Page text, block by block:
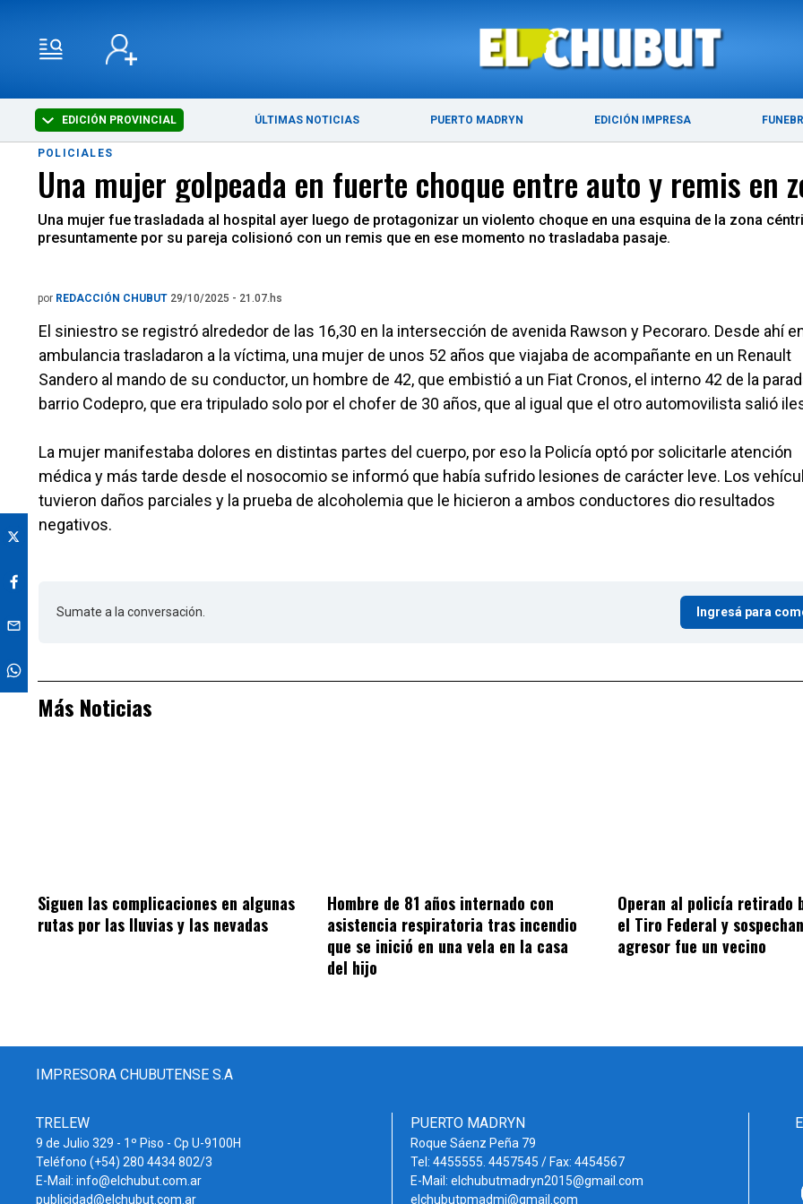
EDICIÓN PROVINCIAL ÚLTIMAS NOTICIAS PUERTO MADRYN EDICIÓN IMPRESA
ÚLTIMAS NOTICIAS PUERTO MADRYN
POLICIALES
Una mujer golpeada en fuerte choque entre auto y remis en
Una mujer fue trasladada al hospital ayer luego de protagonizar un violento choque en una esquina de la zona
presuntamente por su pareja colisionó con un remis que en ese momento no trasladaba pasaje.
por REDACCIÓN CHUBUT 29/10/2025 - 21.07.hs
El siniestro se registró alrededor de las 16,30 en la intersección de avenida Rawson y Pecoraro. Desde ahí
ambulancia trasladaron a la víctima, una mujer de unos 52 años que viajaba de acompañante en un Renault
Sandero al mando de su conductor, un hombre de 42, que embistió a un Fiat Cronos, el interno 42 de la
barrio Codepro, que era tripulado solo por el chofer de 30 años, que al igual que el otro automovilista salió
La mujer manifestaba dolores en distintas partes del cuerpo, por eso la Policía optó por solicitarle atención
médica y más tarde desde el nosocomio se informó que había sufrido lesiones de carácter leve. Los
tuvieron daños parciales y la prueba de alcoholemia que le hicieron a ambos conductores dio resultados
negativos.
Sumate a la conversación. Ingresá para
Más Noticias
Siguen las complicaciones en algunas
rutas por las lluvias y las nevadas
Hombre de 81 años internado con
asistencia respiratoria tras incendio
que se inició en una vela en la casa
del hijo
Operan al policía retirado
el Tiro Federal y
agresor fue un vecino
IMPRESORA CHUBUTENSE S.A
TRELEW
9 de Julio 329 - 1º Piso - Cp U-9100H
Teléfono (+54) 280 4434 802/3
E-Mail: info@elchubut.com.ar
publicidad@elchubut.com.ar
PUERTO MADRYN
Roque Sáenz Peña 79
Tel: 4455555. 4457545 / Fax: 4454567
E-Mail: elchubutmadryn2015@gmail.com
elchubutpmadmi@gmail.com